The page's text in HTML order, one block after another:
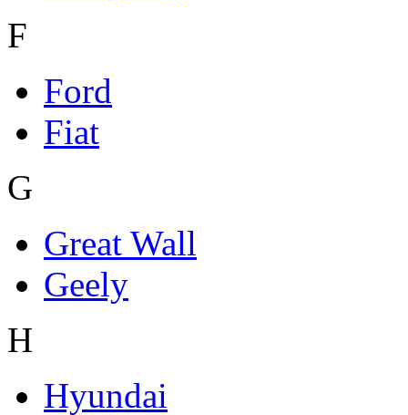
F
Ford
Fiat
G
Great Wall
Geely
H
Hyundai